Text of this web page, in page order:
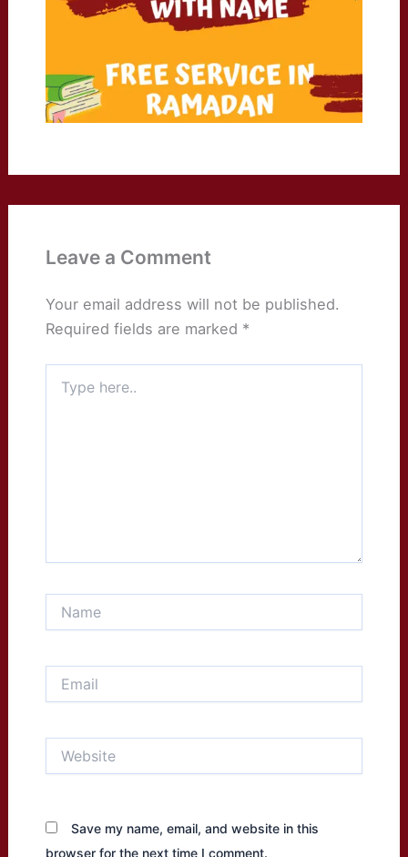
Leave a Comment
Your email address will not be published.
Required fields are marked *
here..
Save my name, email, and website in this
browser for the next time I comment.